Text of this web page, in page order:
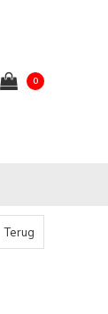
0
Terug